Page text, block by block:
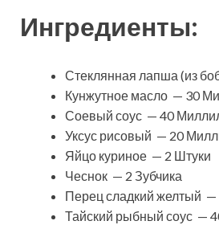
Ингредиенты:
Стеклянная лапша (из
Кунжутное масло — 30
Соевый соус — 40
Уксус рисовый — 20
Яйцо куриное — 2 Штуки
Чеснок — 2 Зубчика
Перец сладкий желтый —
Тайский рыбный соус —